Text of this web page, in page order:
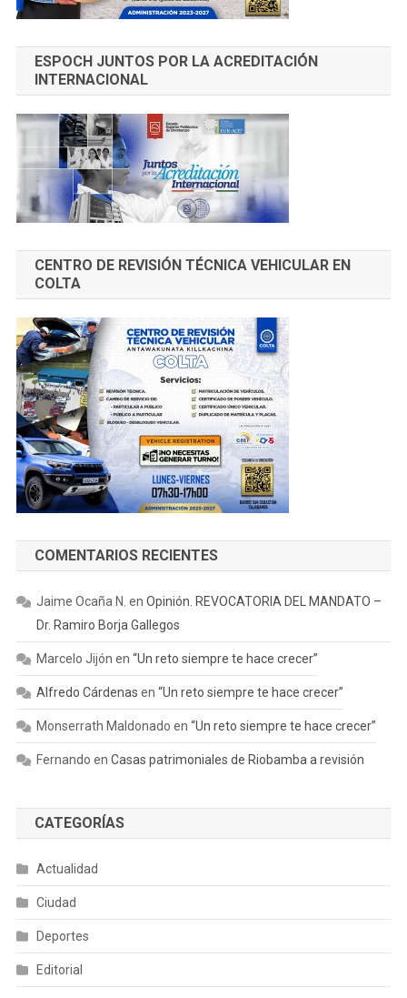
ESPOCH JUNTOS POR LA ACREDITACIÓN
INTERNACIONAL
CENTRO DE REVISIÓN TÉCNICA VEHICULAR EN
COLTA
COMENTARIOS RECIENTES
Jaime Ocaña N. en Opinión. REVOCATORIA DEL MANDATO –
Dr. Ramiro Borja Gallegos
Marcelo Jijón en “Un reto siempre te hace crecer”
Alfredo Cárdenas en “Un reto siempre te hace crecer”
Monserrath Maldonado en “Un reto siempre te hace crecer”
Fernando en Casas patrimoniales de Riobamba a revisión
CATEGORÍAS
Actualidad
Ciudad
Deportes
Editorial